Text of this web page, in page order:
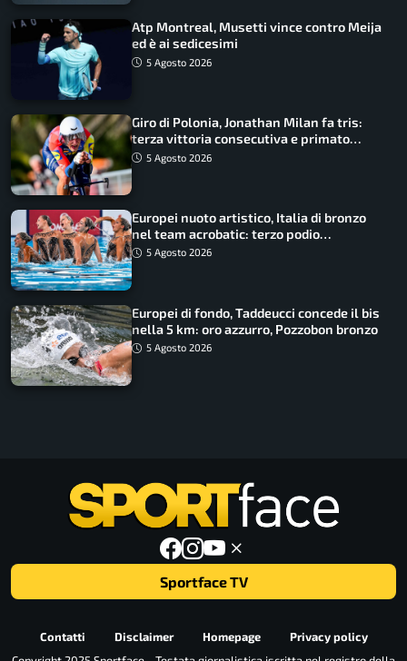
Atp Montreal, Musetti vince contro Meija
ed è ai sedicesimi
5 Agosto 2026
Giro di Polonia, Jonathan Milan fa tris:
terza vittoria consecutiva e primato
rafforzato
5 Agosto 2026
Europei nuoto artistico, Italia di bronzo
nel team acrobatic: terzo podio
consecutivo
5 Agosto 2026
Europei di fondo, Taddeucci concede il bis
nella 5 km: oro azzurro, Pozzobon bronzo
5 Agosto 2026
Sportface TV
Contatti Disclaimer Homepage
Privacy policy